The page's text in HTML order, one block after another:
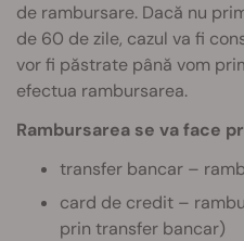
de rambursare. Dacă nu
de 60 de zile, cazul va fi
vor fi păstrate până vom
efectua rambursarea.
Rambursarea se va face
transfer bancar –
card de credit –
prin transfer bancar)